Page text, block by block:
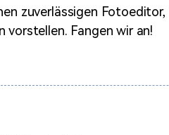
zuverlässigen
Fangen wir an!